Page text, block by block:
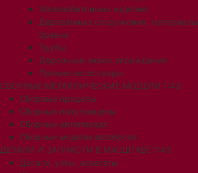
Железобетонные изделия
Деревянные сооружения, материалы,
бревна
Трубы
Дорожные знаки, ограждения
Прочие аксессуары
СБОРНЫЕ МЕТАЛЛИЧЕСКИЕ МОДЕЛИ 1:43
Сборные прицепы
Сборные полуприцепы
Сборные автопоезда
Сборные модели автобусов
ДЕТАЛИ И ЗАПЧАСТИ В МАСШТАБЕ 1:43
Детали, узлы, агрегаты